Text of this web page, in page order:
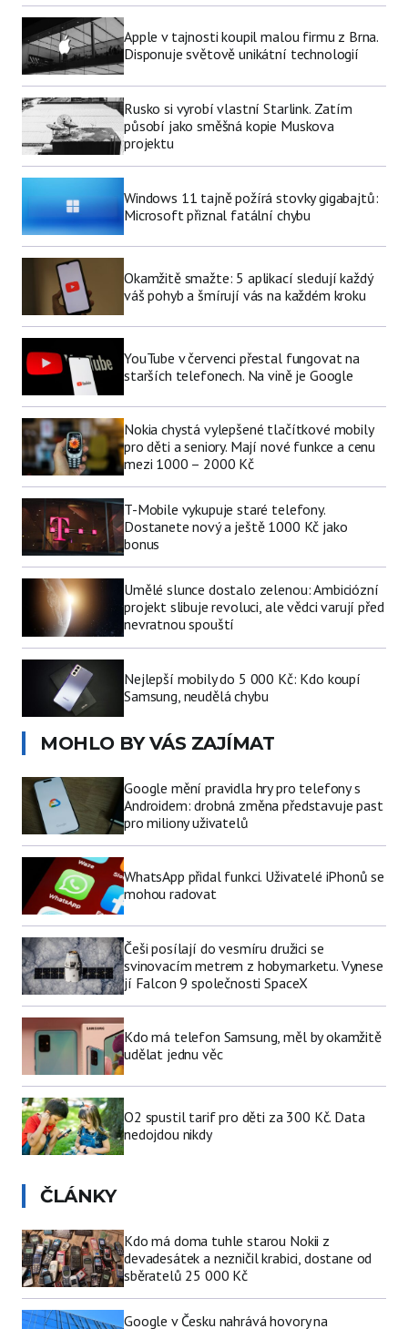
Apple v tajnosti koupil malou firmu z Brna.
Disponuje světově unikátní technologií
Rusko si vyrobí vlastní Starlink. Zatím
působí jako směšná kopie Muskova
projektu
Windows 11 tajně požírá stovky gigabajtů:
Microsoft přiznal fatální chybu
Okamžitě smažte: 5 aplikací sledují každý
váš pohyb a šmírují vás na každém kroku
YouTube v červenci přestal fungovat na
starších telefonech. Na vině je Google
Nokia chystá vylepšené tlačítkové mobily
pro děti a seniory. Mají nové funkce a cenu
mezi 1000 – 2000 Kč
T-Mobile vykupuje staré telefony.
Dostanete nový a ještě 1000 Kč jako
bonus
Umělé slunce dostalo zelenou: Ambiciózní
projekt slibuje revoluci, ale vědci varují před
nevratnou spouští
Nejlepší mobily do 5 000 Kč: Kdo koupí
Samsung, neudělá chybu
MOHLO BY VÁS ZAJÍMAT
Google mění pravidla hry pro telefony s
Androidem: drobná změna představuje past
pro miliony uživatelů
WhatsApp přidal funkci. Uživatelé iPhonů se
mohou radovat
Češi posílají do vesmíru družici se
svinovacím metrem z hobymarketu. Vynese
jí Falcon 9 společnosti SpaceX
Kdo má telefon Samsung, měl by okamžitě
udělat jednu věc
O2 spustil tarif pro děti za 300 Kč. Data
nedojdou nikdy
ČLÁNKY
Kdo má doma tuhle starou Nokii z
devadesátek a nezničil krabici, dostane od
sběratelů 25 000 Kč
Google v Česku nahrává hovory na